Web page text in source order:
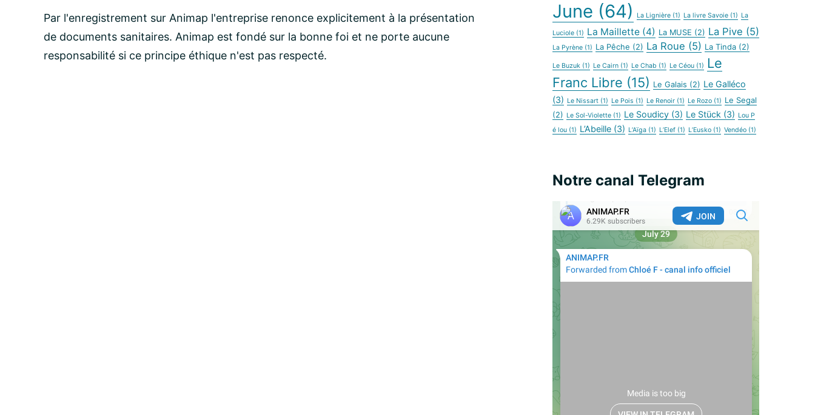
Par l'enregistrement sur Animap l'entreprise renonce explicitement à la présentation
de documents sanitaires. Animap est fondé sur la bonne foi et ne porte aucune
responsabilité si ce principe éthique n'est pas respecté.
June (64) La Lignière (1) La livre Savoie (1) La
Luciole (1) La Maillette (4) La MUSE (2) La Pive (5)
La Pyrène (1) La Pêche (2) La Roue (5) La Tinda (2)
Le Buzuk (1) Le Cairn (1) Le Chab (1) Le Céou (1)
Le
Franc Libre (15) Le Galais (2) Le Galléco
(3) Le Nissart (1) Le Pois (1) Le Renoir (1) Le Rozo (1) Le Segal
(2) Le Sol-Violette (1) Le Soudicy (3) Le Stück (3) Lou P
é lou (1) L’Abeille (3) L’Aïga (1) L’Elef (1) L’Eusko (1) Vendéo (1)
Notre canal Telegram